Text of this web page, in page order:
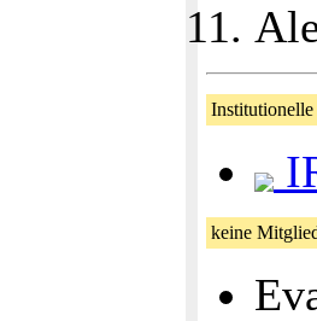
keine